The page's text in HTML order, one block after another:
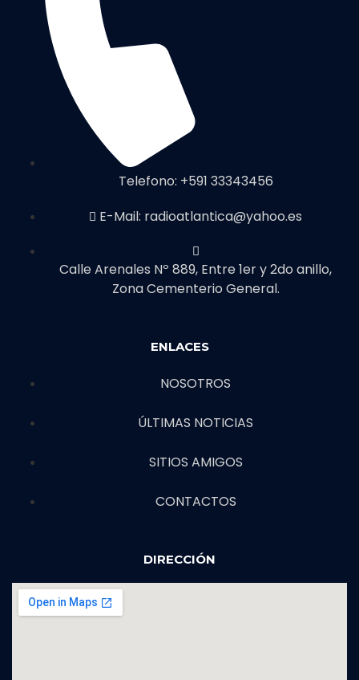
Telefono: +591 33343456
E-Mail: radioatlantica@yahoo.es
Calle Arenales Nº 889, Entre 1er y 2do anillo,
Zona Cementerio General.
ENLACES
NOSOTROS
ÚLTIMAS NOTICIAS
SITIOS AMIGOS
CONTACTOS
DIRECCIÓN